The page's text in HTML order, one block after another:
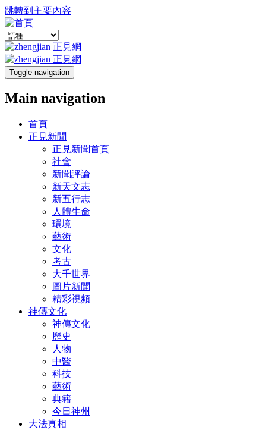
跳轉到主要內容
Toggle navigation
Main navigation
首頁
正見新聞
正見新聞首頁
社會
新聞評論
新天文志
新五行志
人體生命
環境
藝術
文化
考古
大千世界
圖片新聞
精彩視頻
神傳文化
神傳文化
歷史
人物
中醫
科技
藝術
典籍
今日神州
大法真相